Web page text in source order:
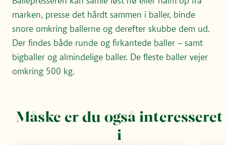
marken, presse det hårdt sammen i baller, binde
snore omkring ballerne og derefter skubbe dem ud.
Der findes både runde og firkantede baller – samt
bigballer og almindelige baller. De fleste baller vejer
omkring 500 kg.
Måske er du også interesseret
i